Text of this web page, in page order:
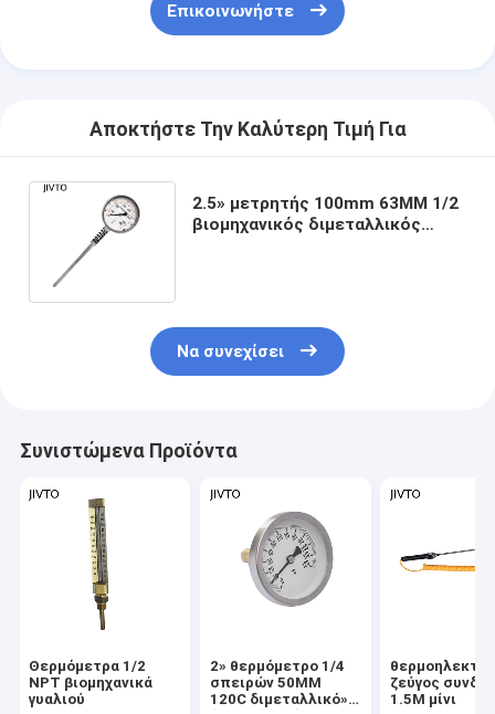
Επικοινωνήστε
Αποκτήστε Την Καλύτερη Τιμή Για
2.5» μετρητής 100mm 63MM 1/2
βιομηχανικός διμεταλλικός
Να συνεχίσει
Συνιστώμενα Προϊόντα
Θερμόμετρα 1/2
NPT βιομηχανικά
γυαλιού
2» θερμόμετρο 1/4
σπειρών 50MM
120C διμεταλλικό»
ζεύγος
1.5M μίνι